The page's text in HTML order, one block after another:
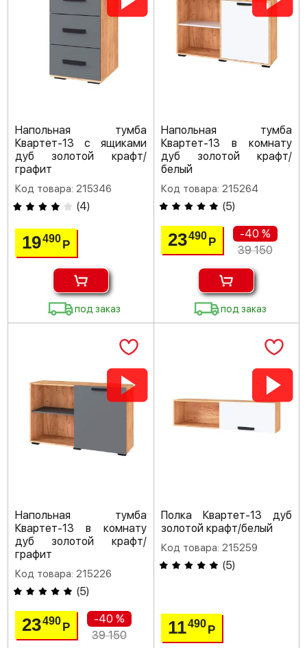
Напольная тумба
Квартет-13 с ящиками
дуб золотой крафт/
графит
Код товара: 215346
(4)
19490Р
под заказ
Напольная тумба
Квартет-13 в комнату
дуб золотой крафт/
белый
Код товара: 215264
(5)
23490 Р
-40 %
39 150
под заказ
Напольная тумба
Квартет-13 в комнату
дуб золотой крафт/
графит
Код товара: 215226
(5)
23490Р
-40 %
39 150
Полка Квартет-13 дуб
золотой крафт/белый
Код товара: 215259
(5)
11490 Р